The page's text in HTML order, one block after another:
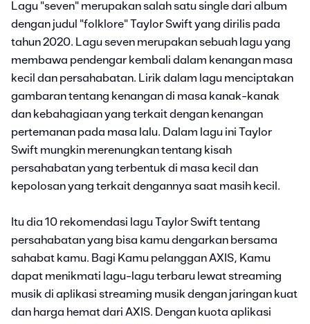
Lagu "seven" merupakan salah satu single dari album
dengan judul "folklore" Taylor Swift yang dirilis pada
tahun 2020. Lagu seven merupakan sebuah lagu yang
membawa pendengar kembali dalam kenangan masa
kecil dan persahabatan. Lirik dalam lagu menciptakan
gambaran tentang kenangan di masa kanak-kanak
dan kebahagiaan yang terkait dengan kenangan
pertemanan pada masa lalu. Dalam lagu ini Taylor
Swift mungkin merenungkan tentang kisah
persahabatan yang terbentuk di masa kecil dan
kepolosan yang terkait dengannya saat masih kecil.
Itu dia 10 rekomendasi lagu Taylor Swift tentang
persahabatan yang bisa kamu dengarkan bersama
sahabat kamu. Bagi Kamu pelanggan AXIS, Kamu
dapat menikmati lagu-lagu terbaru lewat streaming
musik di aplikasi streaming musik dengan jaringan kuat
dan harga hemat dari AXIS. Dengan kuota aplikasi